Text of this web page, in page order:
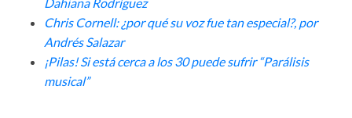
Chris Cornell: ¿por qué su voz fue tan especial?, por
Andrés Salazar
¡Pilas! Si está cerca a los 30 puede sufrir “Parálisis
musical”